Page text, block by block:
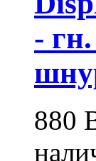
-
880